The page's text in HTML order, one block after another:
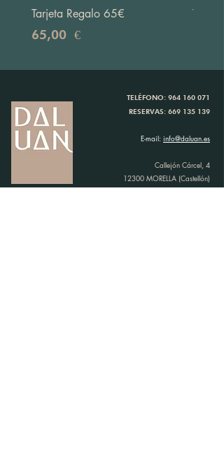
Tarjeta Regalo 65€
Precio
65,00 €
TELÉFONO: 964 160 071
RESERVAS: 669 135 139
E-mail: info@daluan.es
Callejón Cárcel, 4
12300 MORELLA (Castellón)